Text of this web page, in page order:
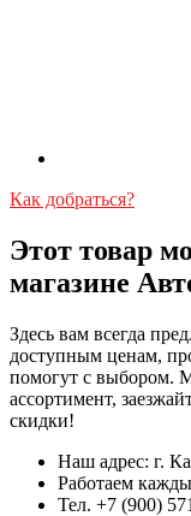
Как добраться?
Этот товар
магазине
Здесь вам всегда
доступным ценам,
помогут с выбором.
ассортимент,
скидки!
Наш адрес: г.
Работаем
Тел. +7 (900)